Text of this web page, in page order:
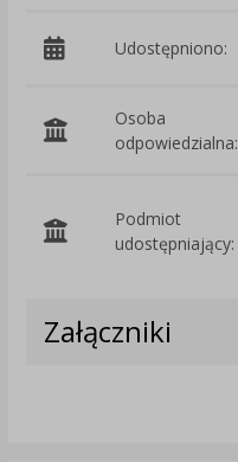
Udostępniono:
Osoba
odpowiedzialna:
Podmiot
udostępniający:
Załączniki